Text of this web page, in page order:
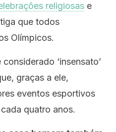
religiosas e
que todos
Olímpicos.
‘insensato’
graças a ele,
eventos esportivos
quatro anos.